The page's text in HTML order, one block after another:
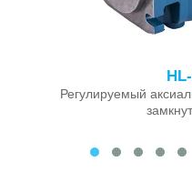
Регулируемый